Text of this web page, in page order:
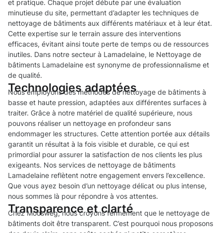
et pratique. Chaque projet débute par une évaluation
minutieuse du site, permettant d’adapter les techniques de
nettoyage de bâtiments aux différents matériaux et à leur état.
Cette expertise sur le terrain assure des interventions
efficaces, évitant ainsi toute perte de temps ou de ressources
inutiles. Dans notre secteur à Lamadelaine, le Nettoyage de
bâtiments Lamadelaine est synonyme de professionnalisme et
de qualité.
Technologies adaptées
Nous employons des méthodes de nettoyage de bâtiments à
basse et haute pression, adaptées aux différentes surfaces à
traiter. Grâce à notre matériel de qualité supérieure, nous
pouvons réaliser un nettoyage en profondeur sans
endommager les structures. Cette attention portée aux détails
garantit un résultat à la fois visible et durable, ce qui est
primordial pour assurer la satisfaction de nos clients les plus
exigeants. Nos services de nettoyage de bâtiments
Lamadelaine reflètent notre engagement envers l’excellence.
Que vous ayez besoin d’un nettoyage délicat ou plus intense,
nous sommes là pour répondre à vos attentes.
Transparence et clarté
Chez Moosweg, nous croyons fermement que le nettoyage de
bâtiments doit être transparent. C’est pourquoi nous proposons